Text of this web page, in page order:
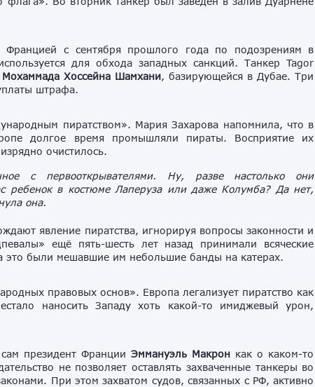
Францией с сентября прошлого года по подозрениям в
для обхода западных санкций. Танкер Tagor
Мохаммада Хоссейна Шамхани, базирующейся в Дубае. Три
штрафа.
пиратством». Мария Захарова напомнила, что в
долгое время промышляли пираты. Восприятие их
очистилось.
с первооткрывателями. Ну, разве настолько они
ребенок в костюме Лаперуза или даже Колумба? Да нет,
она.
явление пиратства, игнорируя вопросы законности и
ещё пять-шесть лет назад принимали всяческие
это были мешавшие им небольшие банды на катерах.
правовых основ». Европа легализует пиратство как
наносить Западу хоть какой-то имиджевый урон,
президент Франции Эммануэль Макрон как о каком-то
не позволяет оставлять захваченные танкеры во
При этом захватом судов, связанных с РФ, активно